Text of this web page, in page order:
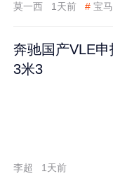
莫一西 1天前 # 宝
奔驰国产VLE
3米3
李超 1天前